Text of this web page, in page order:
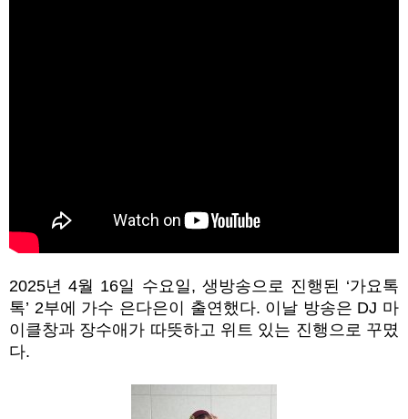
2025년 4월 16일 수요일, 생방송으로 진행된 ‘가요톡
톡’ 2부에 가수 은다은이 출연했다. 이날 방송은 DJ 마
이클창과 장수애가 따뜻하고 위트 있는 진행으로 꾸몄
다.